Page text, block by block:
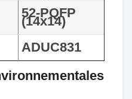
52-PQFP
(14x14)
ADUC831